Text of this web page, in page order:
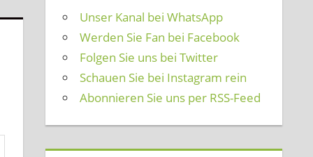
Unser Kanal bei WhatsApp
Werden Sie Fan bei Facebook
Folgen Sie uns bei Twitter
Schauen Sie bei Instagram rein
Abonnieren Sie uns per RSS-Feed